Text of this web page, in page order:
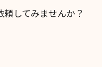
頼してみませんか？